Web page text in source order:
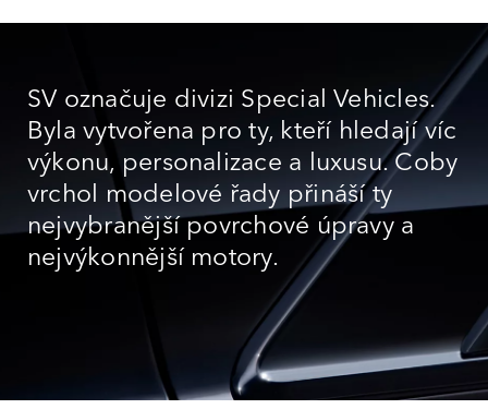
SV označuje divizi Special Vehicles.
Byla vytvořena pro ty, kteří hledají víc
výkonu, personalizace a luxusu. Coby
vrchol modelové řady přináší ty
nejvybranější povrchové úpravy a
nejvýkonnější motory.